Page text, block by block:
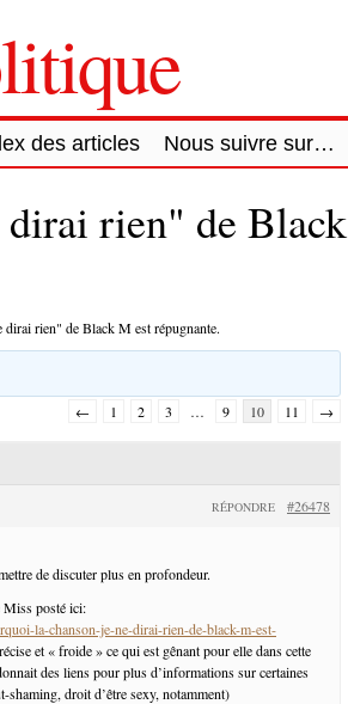
des articles Nous suivre sur…
dirai rien" de Black
dirai rien" de Black M est répugnante.
← 1 2 3 … 9 10 11 →
#26478
RÉPONDRE
de discuter plus en profondeur.
Miss posté ici:
la-chanson-je-ne-dirai-rien-de-black-m-est-
et « froide » ce qui est gênant pour elle dans cette
des liens pour plus d’informations sur certaines
droit d’être sexy, notamment)